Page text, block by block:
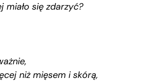
miało się zdarzyć?
niż mięsem i skórą,